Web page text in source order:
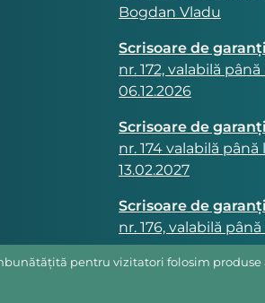
Bogdan Vladu
Scrisoare de
nr. 172, valabilă până
06.12.2026
Scrisoare de
nr. 174 valabilă până
13.02.2027
Scrisoare de
nr. 176, valabilă până
pentru vizitatori folosim